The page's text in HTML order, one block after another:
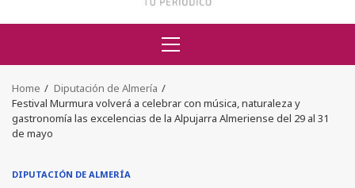
Primary
Menu
Home
Diputación de Almería
Festival Murmura volverá a celebrar con música, naturaleza y
gastronomía las excelencias de la Alpujarra Almeriense del 29 al 31
de mayo
DIPUTACIÓN DE ALMERÍA